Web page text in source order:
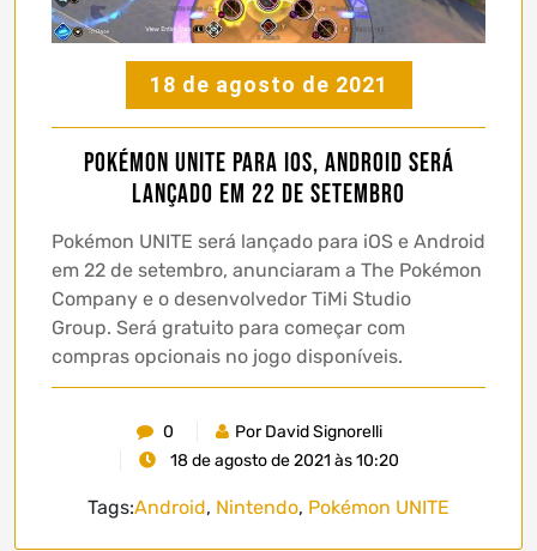
18 de agosto de 2021
Pokémon UNITE para iOS, Android será
lançado em 22 de setembro
Pokémon UNITE será lançado para iOS e Android
em 22 de setembro, anunciaram a The Pokémon
Company e o desenvolvedor TiMi Studio
Group. Será gratuito para começar com
compras opcionais no jogo disponíveis.
0
Por David Signorelli
18 de agosto de 2021 às 10:20
Tags:Android, Nintendo, Pokémon UNITE